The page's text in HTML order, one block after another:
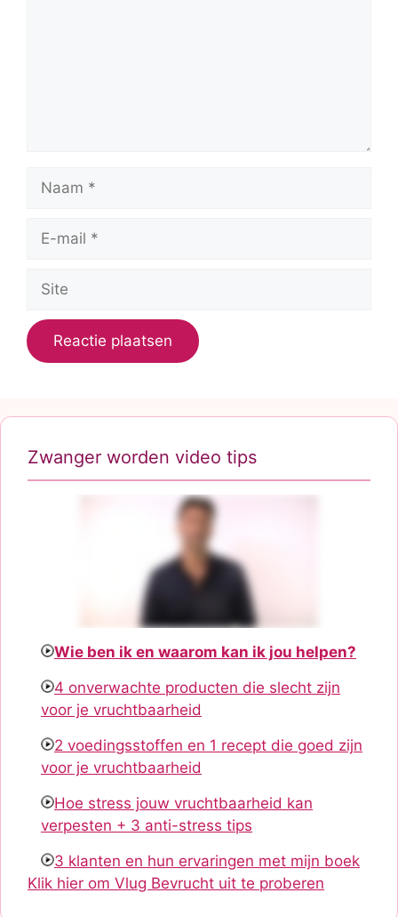
mail
Zwanger worden video tips
Wie ben ik en waarom kan ik jou helpen?
4 onverwachte producten die slecht zijn
voor je vruchtbaarheid
2 voedingsstoffen en 1 recept die goed zijn
voor je vruchtbaarheid
Hoe stress jouw vruchtbaarheid kan
verpesten + 3 anti-stress tips
3 klanten en hun ervaringen met mijn boek
Klik hier om Vlug Bevrucht uit te proberen